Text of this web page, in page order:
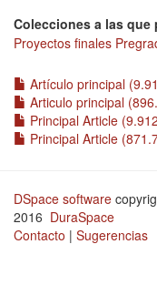
Colecciones a las que
Proyectos finales
Artículo principal
Articulo principal
Principal Article
Principal Article
DSpace software
2016 DuraSpace
Contacto | Sugerencias